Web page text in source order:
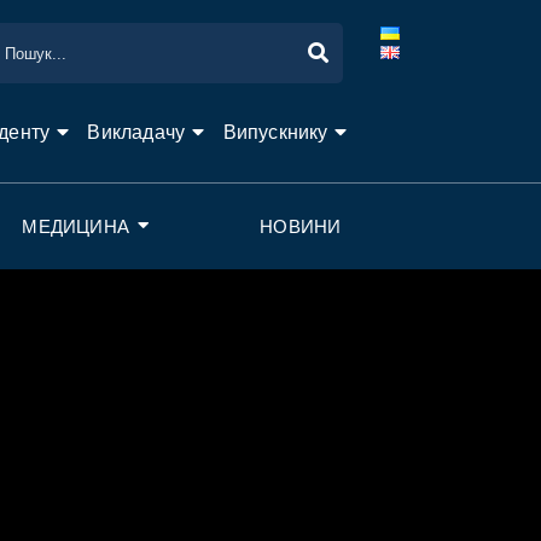
Викладачу Випускнику
МЕДИЦИНА НОВИНИ